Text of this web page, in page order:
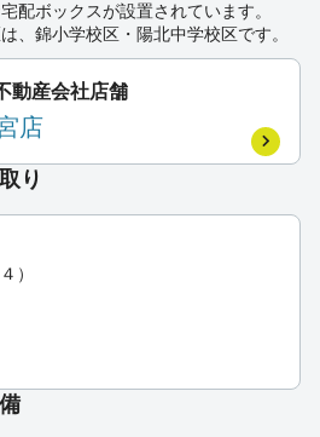
配ボックスが設置されています。
、錦小学校区・陽北中学校区です。
動産会社店舗
店
り
）